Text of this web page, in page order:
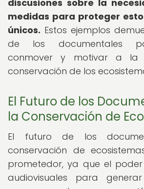
discusiones sobre la
medidas para proteger
únicos. Estos ejemplos
de los documentales
conmover y motivar a la
conservación de los
El Futuro de los
la Conservación de
El futuro de los
conservación de
prometedor, ya que el
audiovisuales para